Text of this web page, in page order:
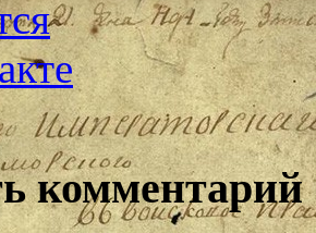
комментарий